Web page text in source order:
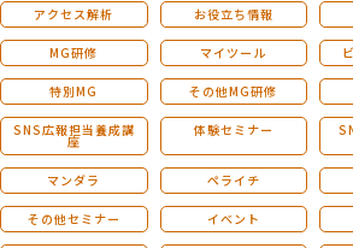
アクセス解析 お役立ち情報
MG研修 マイツール
特別MG その他MG研修
SNS広報担当養成講
座
体験セミナー
マンダラ ペライチ
その他セミナー イベント